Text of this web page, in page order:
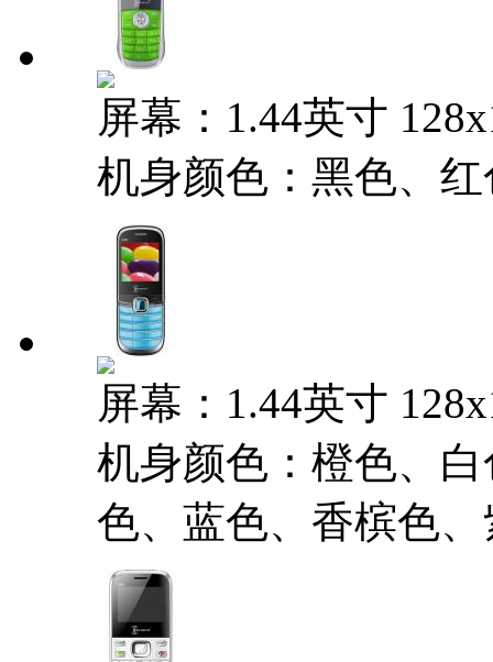
屏幕：1.44英寸
机身颜色：黑色、
屏幕：1.44英寸
机身颜色：橙色、
色、蓝色、香槟色